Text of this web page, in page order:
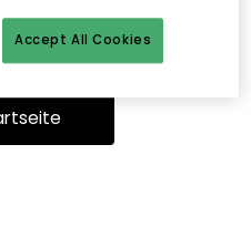
weiter navigieren.
Accept All Cookies